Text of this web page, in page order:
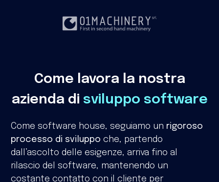
Come lavora la nostra
azienda di sviluppo software
Come software house, seguiamo un rigoroso
processo di sviluppo che, partendo
dall’ascolto delle esigenze, arriva fino al
rilascio del software, mantenendo un
costante contatto con il cliente per